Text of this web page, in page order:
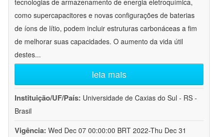
tecnologias de armazenamento de energia eletroquímica,
como supercapacitores e novas configurações de baterias
de íons de lítio, podem incluir estruturas carbonáceas a fim
de melhorar suas capacidades. O aumento da vida útil
destes...
leia mais
Instituição/UF/País: Universidade de Caxias do Sul - RS -
Brasil
Vigência: Wed Dec 07 00:00:00 BRT 2022-Thu Dec 31